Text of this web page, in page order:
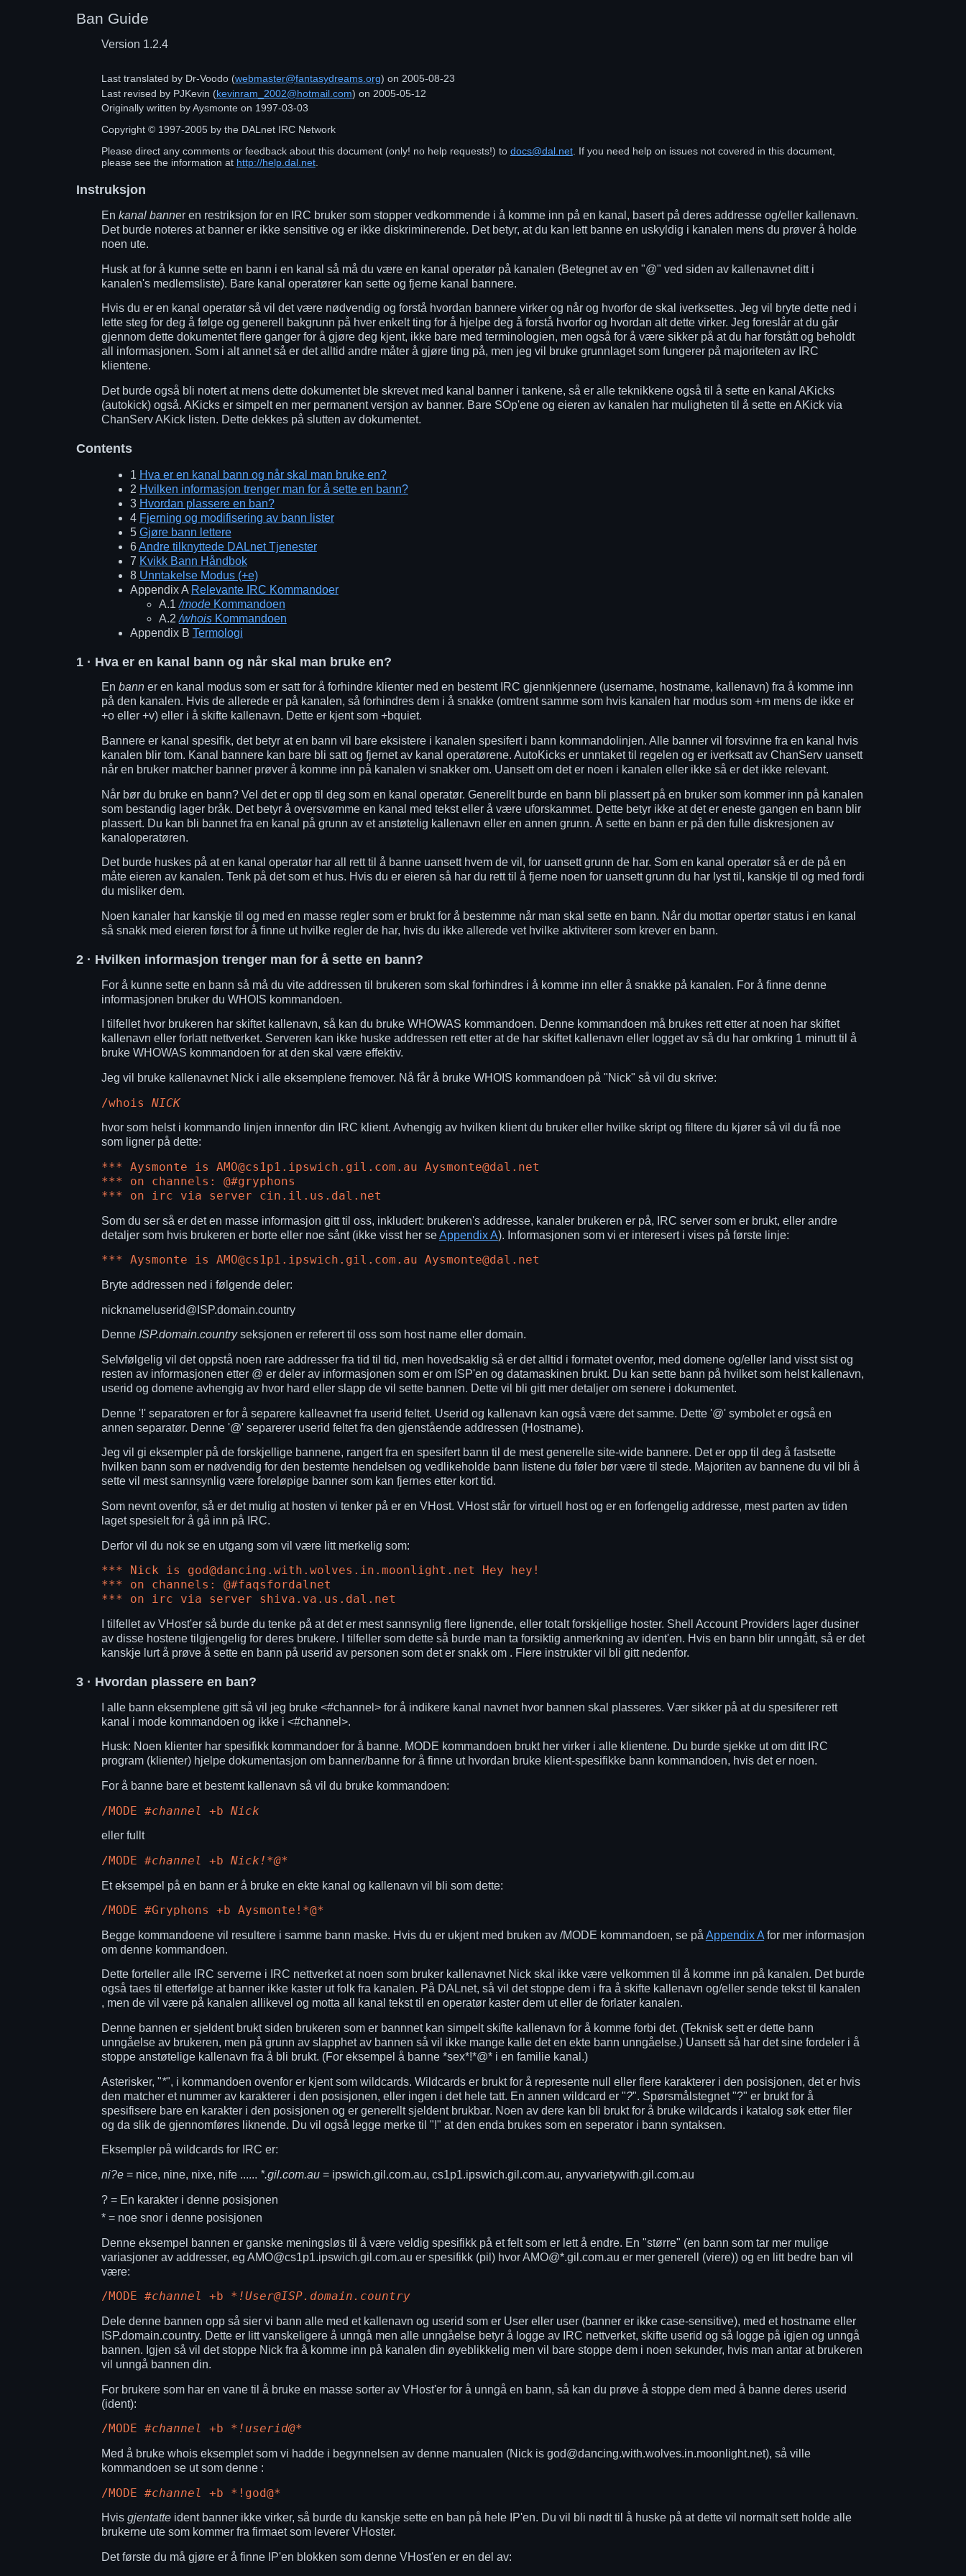
Ban Guide
Version 1.2.4
Last translated by Dr-Voodo(webmaster@fantasydreams.org) on 2005-08-23
Last revised by PJKevin (kevinram_2002@hotmail.com) on 2005-05-12
Originally written byAysmonteon 1997-03-03
Copyright © 1997-2005by the DALnet IRC Network
Please direct any comments or feedback about this document (only! no help requests!) to docs@dal.net. If you need help on issues not covered in this document,
please see the information at http://help.dal.net.
Instruksjon
En kanal banner en restriksjon for en IRC bruker som stopper vedkommende i å komme inn på en kanal, basert på deres addresse og/eller kallenavn.
Det burde noteres at banner er ikke sensitive og er ikke diskriminerende. Det betyr, at du kan lett banne en uskyldig i kanalen mens du prøver å holde
noen ute.
Husk at for å kunne sette en bann i en kanal så må du være en kanal operatør på kanalen (Betegnet av en "@" ved siden av kallenavnet ditt i
kanalen's medlemsliste). Bare kanal operatører kan sette og fjerne kanal bannere.
Hvis du er en kanal operatør så vil det være nødvendig og forstå hvordan bannere virker og når og hvorfor de skal iverksettes. Jeg vil bryte dette ned i
lette steg for deg å følge og generell bakgrunn på hver enkelt ting for å hjelpe deg å forstå hvorfor og hvordan alt dette virker. Jeg foreslår at du går
gjennom dette dokumentet flere ganger for å gjøre deg kjent, ikke bare med terminologien, men også for å være sikker på at du har forstått og beholdt
all informasjonen. Som i alt annet så er det alltid andre måter å gjøre ting på, men jeg vil bruke grunnlaget som fungerer på majoriteten av IRC
klientene.
Det burde også bli notert at mens dette dokumentet ble skrevet med kanal banner i tankene, så er alle teknikkene også til å sette en kanal AKicks
(autokick) også. AKicks er simpelt en mer permanent versjon av banner. Bare SOp'ene og eieren av kanalen har muligheten til å sette en AKick via
ChanServ AKick listen. Dette dekkes på slutten av dokumentet.
Contents
1 Hva er en kanal bann og når skal man bruke en?
2 Hvilken informasjon trenger man for å sette en bann?
3 Hvordan plassere en ban?
4 Fjerning og modifisering av bann lister
5 Gjøre bann lettere
6Andre tilknyttede DALnet Tjenester
7 Kvikk Bann Håndbok
8 Unntakelse Modus (+e)
Appendix A Relevante IRC Kommandoer
A.1/modeKommandoen
A.2/whoisKommandoen
Appendix B Termologi
1· Hva er en kanal bann og når skal man bruke en?
En banner en kanal modus som er satt for å forhindre klienter med en bestemt IRC gjennkjennere (username, hostname, kallenavn) fra å komme inn
på den kanalen. Hvis de allerede er på kanalen, så forhindres dem i å snakke (omtrent samme som hvis kanalen har modus som +m mens de ikke er
+o eller +v) eller i å skifte kallenavn. Dette er kjent som +bquiet.
Bannere er kanal spesifik, det betyr at en bann vil bare eksistere i kanalen spesifert i bann kommandolinjen. Alle banner vil forsvinne fra en kanal hvis
kanalen blir tom. Kanal bannere kan bare bli satt og fjernet av kanal operatørene. AutoKicks er unntaket til regelen og er iverksatt av ChanServ uansett
når en bruker matcher banner prøver å komme inn på kanalen vi snakker om. Uansett om det er noen i kanalen eller ikke så er det ikke relevant.
Når bør du bruke en bann? Vel det er opp til deg som en kanal operatør. Generellt burde en bann bli plassert på en bruker som kommer inn på kanalen
som bestandig lager bråk. Det betyr å oversvømme en kanal med tekst eller å være uforskammet. Dette betyr ikke at det er eneste gangen en bann blir
plassert. Du kan bli bannet fra en kanal på grunn av et anstøtelig kallenavn eller en annen grunn. Å sette en bann er på den fulle diskresjonen av
kanaloperatøren.
Det burde huskes på at en kanal operatør har all rett til å banne uansett hvem de vil, for uansett grunn de har. Som en kanal operatør så er de på en
måte eieren av kanalen. Tenk på det som et hus. Hvis du er eieren så har du rett til å fjerne noen for uansett grunn du har lyst til, kanskje til og med fordi
du misliker dem.
Noen kanaler har kanskje til og med en masse regler som er brukt for å bestemme når man skal sette en bann. Når du mottar opertør status i en kanal
så snakk med eieren først for å finne ut hvilke regler de har, hvis du ikke allerede vet hvilke aktiviterer som krever en bann.
2· Hvilken informasjon trenger man for å sette en bann?
For å kunne sette en bann så må du vite addressen til brukeren som skal forhindres i å komme inn eller å snakke på kanalen. For å finne denne
informasjonen bruker du WHOIS kommandoen.
I tilfellet hvor brukeren har skiftet kallenavn, så kan du bruke WHOWAS kommandoen. Denne kommandoen må brukes rett etter at noen har skiftet
kallenavn eller forlatt nettverket. Serveren kan ikke huske addressen rett etter at de har skiftet kallenavn eller logget av så du har omkring 1 minutt til å
bruke WHOWAS kommandoen for at den skal være effektiv.
Jeg vil bruke kallenavnet Nick i alle eksemplene fremover. Nå får å bruke WHOIS kommandoen på "Nick" så vil du skrive:
/whois NICK
hvor som helst i kommando linjen innenfor din IRC klient. Avhengig av hvilken klient du bruker eller hvilke skript og filtere du kjører så vil du få noe
som ligner på dette:
*** Aysmonte is AMO@cs1p1.ipswich.gil.com.au Aysmonte@dal.net
*** on channels: @#gryphons
*** on irc via server cin.il.us.dal.net
Som du ser så er det en masse informasjon gitt til oss, inkludert: brukeren's addresse, kanaler brukeren er på, IRC server som er brukt, eller andre
detaljer som hvis brukeren er borte eller noe sånt (ikke visst her seAppendix A). Informasjonen som vi er interesert i vises på første linje:
*** Aysmonte is AMO@cs1p1.ipswich.gil.com.au Aysmonte@dal.net
Bryte addressen ned i følgende deler:
nickname!userid@ISP.domain.country
Denne ISP.domain.countryseksjonen er referert til oss som host name eller domain.
Selvfølgelig vil det oppstå noen rare addresser fra tid til tid, men hovedsaklig så er det alltid i formatet ovenfor, med domene og/eller land visst sist og
resten av informasjonen etter @ er deler av informasjonen som er om ISP'en og datamaskinen brukt. Du kan sette bann på hvilket som helst kallenavn,
userid og domene avhengig av hvor hard eller slapp de vil sette bannen. Dette vil bli gitt mer detaljer om senere i dokumentet.
Denne '!' separatoren er for å separere kalleavnet fra userid feltet. Userid og kallenavn kan også være det samme. Dette '@' symbolet er også en
annen separatør. Denne '@' separerer userid feltet fra den gjenstående addressen (Hostname).
Jeg vil gi eksempler på de forskjellige bannene, rangert fra en spesifert bann til de mest generelle site-wide bannere. Det er opp til deg å fastsette
hvilken bann som er nødvendig for den bestemte hendelsen og vedlikeholde bann listene du føler bør være til stede. Majoriten av bannene du vil bli å
sette vil mest sannsynlig være foreløpige banner som kan fjernes etter kort tid.
Som nevnt ovenfor, så er det mulig at hosten vi tenker på er en VHost. VHost står for virtuell host og er en forfengelig addresse, mest parten av tiden
laget spesielt for å gå inn på IRC.
Derfor vil du nok se en utgang som vil være litt merkelig som:
*** Nick is god@dancing.with.wolves.in.moonlight.net Hey hey!
*** on channels: @#faqsfordalnet
*** on irc via server shiva.va.us.dal.net
I tilfellet av VHost'er så burde du tenke på at det er mest sannsynlig flere lignende, eller totalt forskjellige hoster. Shell Account Providers lager dusiner
av disse hostene tilgjengelig for deres brukere. I tilfeller som dette så burde man ta forsiktig anmerkning av ident'en. Hvis en bann blir unngått, så er det
kanskje lurt å prøve å sette en bann på userid av personen som det er snakk om . Flere instrukter vil bli gitt nedenfor.
3· Hvordan plassere en ban?
I alle bann eksemplene gitt så vil jeg bruke <#channel > for å indikere kanal navnet hvor bannen skal plasseres. Vær sikker på at du spesiferer rett
kanal i mode kommandoen og ikke i <#channel >.
Husk: Noen klienter har spesifikk kommandoer for å banne. MODE kommandoen brukt her virker i alle klientene. Du burde sjekke ut om ditt IRC
program (klienter) hjelpe dokumentasjon om banner/banne for å finne ut hvordan bruke klient-spesifikke bann kommandoen, hvis det er noen.
For å banne bare et bestemt kallenavn så vil du bruke kommandoen:
/MODE #channel +b Nick
eller fullt
/MODE #channel +b Nick!*@*
Et eksempel på en bann er å bruke en ekte kanal og kallenavn vil bli som dette:
/MODE #Gryphons +b Aysmonte!*@*
Begge kommandoene vil resultere i samme bann maske. Hvis du er ukjent med bruken av /MODE kommandoen, se på Appendix Afor mer informasjon
om denne kommandoen.
Dette forteller alle IRC serverne i IRC nettverket at noen som bruker kallenavnet Nick skal ikke være velkommen til å komme inn på kanalen. Det burde
også taes til etterfølge at banner ikke kaster ut folk fra kanalen. På DALnet, så vil det stoppe dem i fra å skifte kallenavn og/eller sende tekst til kanalen
, men de vil være på kanalen allikevel og motta all kanal tekst til en operatør kaster dem ut eller de forlater kanalen.
Denne bannen er sjeldent brukt siden brukeren som er bannnet kan simpelt skifte kallenavn for å komme forbi det. (Teknisk sett er dette bann
unngåelse av brukeren, men på grunn av slapphet av bannen så vil ikke mange kalle det en ekte bann unngåelse.) Uansett så har det sine fordeler i å
stoppe anstøtelige kallenavn fra å bli brukt. (For eksempel å banne *sex*!*@* i en familie kanal.)
Asterisker, "*", i kommandoen ovenfor er kjent som wildcards. Wildcards er brukt for å represente null eller flere karakterer i den posisjonen, det er hvis
den matcher et nummer av karakterer i den posisjonen, eller ingen i det hele tatt. En annen wildcard er "?". Spørsmålstegnet "?" er brukt for å
spesifisere bare en karakter i den posisjonen og er generellt sjeldent brukbar. Noen av dere kan bli brukt for å bruke wildcards i katalog søk etter filer
og da slik de gjennomføres liknende. Du vil også legge merke til "!" at den enda brukes som en seperator i bann syntaksen.
Eksempler på wildcards for IRC er:
ni?e= nice, nine, nixe, nife ...... *.gil.com.au= ipswich.gil.com.au, cs1p1.ipswich.gil.com.au, anyvarietywith.gil.com.au
? = En karakter i denne posisjonen
* = noe snor i denne posisjonen
Denne eksempel bannen er ganske meningsløs til å være veldig spesifikk på et felt som er lett å endre. En "større" (en bann som tar mer mulige
variasjoner av addresser, eg AMO@cs1p1.ipswich.gil.com.au er spesifikk (pil) hvor AMO@*.gil.com.au er mer generell (viere)) og en litt bedre ban vil
være:
/MODE #channel +b *!User@ISP.domain.country
Dele denne bannen opp så sier vi bann alle med et kallenavn og userid som er User eller user (banner er ikke case-sensitive), med et hostname eller
ISP.domain.country. Dette er litt vanskeligere å unngå men alle unngåelse betyr å logge av IRC nettverket, skifte userid og så logge på igjen og unngå
bannen. Igjen så vil det stoppe Nick fra å komme inn på kanalen din øyeblikkelig men vil bare stoppe dem i noen sekunder, hvis man antar at brukeren
vil unngå bannen din.
For brukere som har en vane til å bruke en masse sorter av VHost'er for å unngå en bann, så kan du prøve å stoppe dem med å banne deres userid
(ident):
/MODE #channel +b *!userid@*
Med å bruke whois eksemplet som vi hadde i begynnelsen av denne manualen (Nick is god@dancing.with.wolves.in.moonlight.net), så ville
kommandoen se ut som denne :
/MODE #channel +b *!god@*
Hvis gjentatteident banner ikke virker, så burde du kanskje sette en ban på hele IP'en. Du vil bli nødt til å huske på at dette vil normalt sett holde alle
brukerne ute som kommer fra firmaet som leverer VHoster.
Det første du må gjøre er å finne IP'en blokken som denne VHost'en er en del av: